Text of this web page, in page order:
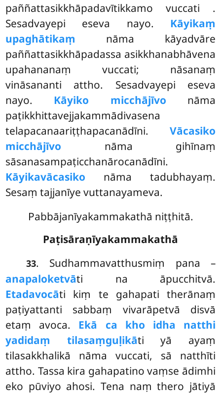
paññattasikkhāpadavītikkamo vuccati .
Sesadvayepi eseva nayo. Kāyikaṃ
upaghātikaṃ nāma kāyadvāre
paññattasikkhāpadassa asikkhanabhāvena
upahananaṃ vuccati; nāsanaṃ
vināsananti attho. Sesadvayepi eseva
nayo. Kāyiko micchājīvo nāma
paṭikkhittavejjakammādivasena
telapacanaariṭṭhapacanādīni. Vācasiko
micchājīvo nāma gihīnaṃ
sāsanasampaṭicchanārocanādīni.
Kāyikavācasiko nāma tadubhayaṃ.
Sesaṃ tajjanīye vuttanayameva.
Pabbājanīyakammakathā niṭṭhitā.
Paṭisāraṇīyakammakathā
33. Sudhammavatthusmiṃ pana –
anapaloketvāti na āpucchitvā.
Etadavocāti kiṃ te gahapati therānaṃ
paṭiyattanti sabbaṃ vivarāpetvā disvā
etaṃ avoca. Ekā ca kho idha natthi
yadidaṃ tilasaṃguḷikāti yā ayaṃ
tilasakkhalikā nāma vuccati, sā natthīti
attho. Tassa kira gahapatinovaṃse ādimhi
eko pūviyo ahosi. Tena naṃ thero jātiyā